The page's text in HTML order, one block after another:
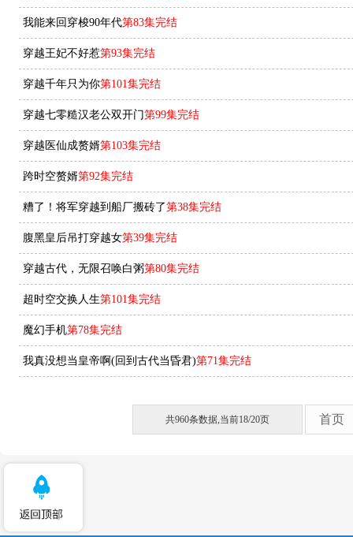
我能来回穿梭90年代第83集完结
穿越王妃不好惹第93集完结
穿越千年只为你第101集完结
穿越七零糙汉老公双开门第99集完结
穿越医仙成赘婿第103集完结
跨时空赘婿第92集完结
糟了！将军穿越到船厂搬砖了第38集完结
腹黑皇后吊打穿越女第39集完结
穿越古代，无限召唤白粥第80集完结
超时空交换人生第101集完结
魔幻手机第78集完结
我真没想当皇帝啊(回到古代当昏君)第71集完结
共960条数据,当前18/20页 首页